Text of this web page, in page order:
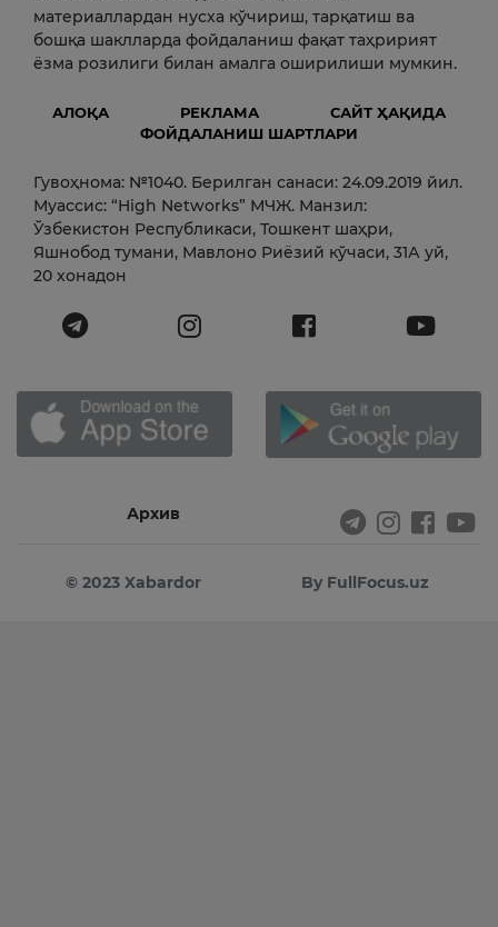
материаллардан нусха кўчириш, тарқатиш ва
бошқа шаклларда фойдаланиш фақат таҳририят
ёзма розилиги билан амалга оширилиши мумкин.
АЛОҚА РЕКЛАМА
САЙТ ҲАҚИДА
ФОЙДАЛАНИШ ШАРТЛАРИ
Гувоҳнома: №1040. Берилган санаси: 24.09.2019 йил.
Муассис: “High Networks” МЧЖ. Манзил:
Ўзбекистон Республикаси, Тошкент шаҳри,
Яшнобод тумани, Мавлоно Риёзий кўчаси, 31А уй,
20 хонадон
Архив
© 2023 Xabardor By FullFocus.uz